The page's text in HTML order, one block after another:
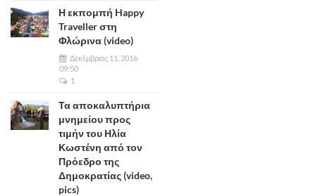
Η εκπομπή Happy
Traveller στη
Φλώρινα (video)
Δεκέμβριος 11, 2016
09:50
1
Τα αποκαλυπτήρια
μνημείου προς
τιμήν του Ηλία
Κωστένη από τον
Πρόεδρο της
Δημοκρατίας (video,
pics)